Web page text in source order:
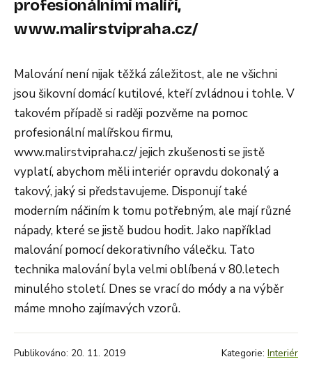
profesionálními malíři,
www.malirstvipraha.cz/
Malování není nijak těžká záležitost, ale ne všichni
jsou šikovní domácí kutilové, kteří zvládnou i tohle. V
takovém případě si raději pozvěme na pomoc
profesionální malířskou firmu,
www.malirstvipraha.cz/ jejich zkušenosti se jistě
vyplatí, abychom měli interiér opravdu dokonalý a
takový, jaký si představujeme. Disponují také
moderním náčiním k tomu potřebným, ale mají různé
nápady, které se jistě budou hodit. Jako například
malování pomocí dekorativního válečku. Tato
technika malování byla velmi oblíbená v 80.letech
minulého století. Dnes se vrací do módy a na výběr
máme mnoho zajímavých vzorů.
Publikováno: 20. 11. 2019 Kategorie: Interiér